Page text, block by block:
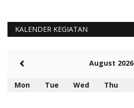
KALENDER KEGIATAN
August 2026
Mon Tue Wed Thu